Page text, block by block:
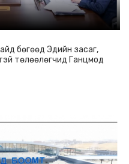
бөгөөд Эдийн засаг,
төлөөлөгчид Ганцмод